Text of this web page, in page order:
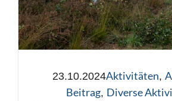
23.10.2024Aktivitäten,
Beitrag, Diverse